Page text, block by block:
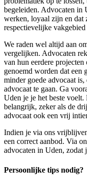
begeleiden. Advocaten in
werken, loyaal zijn en dat
respectievelijke
We raden wel altijd aan
vergelijken. Advocaten
van hun eerdere
genoemd worden dat een
minder goede advocaat
advocaat te gaan. Ga
Uden je je het beste
belangrijk, zeker als de
advocaat ook een vrij
Indien je via ons
een correct aanbod. Via
advocaten in Uden, zodat
Persoonlijke tips nodig?